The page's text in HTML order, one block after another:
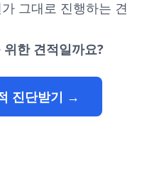
그대로 진행하는 견
한 견적일까요?
진단받기 →